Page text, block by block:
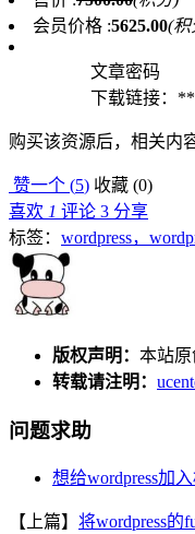
会员价格 :5625.00(积
文章密码
下载链接：
购买该资源后，相关内
赞一个 (5) 收藏 (0)
喜欢 1 评论 3 分享
标签： wordpress，
版权声明： 本站
转载请注明：
问题求助
想给wordpress加
【上篇】 将wordpress的